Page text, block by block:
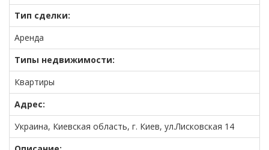
Тип сделки:
Аренда
Типы недвижимости:
Квартиры
Адрес:
Украина, Киевская область, г. Киев, ул.Лисковская 14